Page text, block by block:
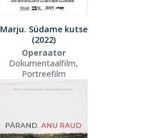
Marju. Südame kutse
(2022)
Operaator
Dokumentaalfilm,
Portreefilm